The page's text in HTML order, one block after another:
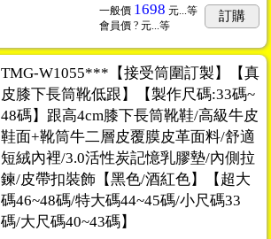
一般價 1698 元...等
會員價 ? 元...等
訂購
TMG-W1055***【接受筒圍訂製】【真
皮膝下長筒靴低跟】【製作尺碼:33碼~
48碼】跟高4cm膝下長筒靴鞋/高級牛皮
鞋面+靴筒牛二層皮覆膜皮革面料/舒適
短絨內裡/3.0活性炭記憶乳膠墊/內側拉
鍊/皮帶扣裝飾【黑色/酒紅色】【超大
碼46~48碼/特大碼44~45碼/小尺碼33
碼/大尺碼40~43碼】